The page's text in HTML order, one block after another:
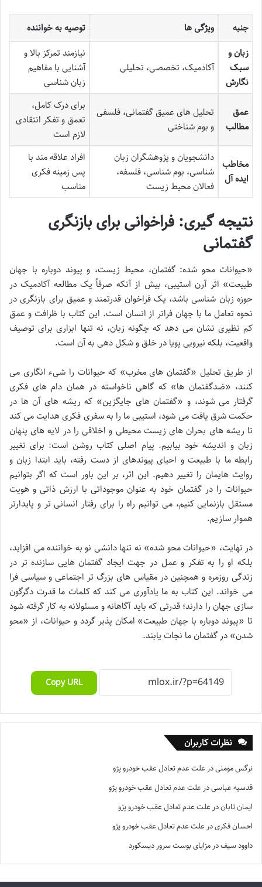
جنبه ویژگی ها
توصیه به خواننده
زبان و
سبک
نگارش
آکادمیک، تخصصی، تحلیلی
نیازمند تمرکز بالا و
آشنایی با مفاهیم
زبان شناسی
عمق
مطالب
تحلیل های عمیق گفتمانی، فلسفی
و بوم شناختی
برای درک کامل،
تعمق و تفکر انتقادی
لازم است
مخاطب
ایده آل
دانشجویان و پژوهشگران زبان
شناسی، بوم شناسی، فلسفه،
فعالان محیط زیست
افراد علاقه مند با
پس زمینه فکری
مناسب
نتیجه گیری: فراخوانی برای بازنگری
گفتمانی
«حیوانات محو شده: گفتمان، محیط زیست، و پیوند دوباره با جهان
طبیعت» اثر آرن استیبی، بیش از آنکه صرفاً یک مطالعه آکادمیک در
حوزه زبان شناسی باشد، یک فراخوان قدرتمند و عمیق برای بازنگری در
نحوه تعامل ما با جهان فراتر از انسان است. این کتاب با ظرافت و عمق
کم نظیری نشان می دهد که چگونه زبان، نه تنها ابزاری برای توصیف
واقعیت، بلکه نیرویی پویا در خلق و شکل دهی به آن است.
از طریق تحلیل «گفتمان های مخرب» که حیوانات را شیء انگاری می
کنند، «ضدگفتمان ها» که گاهی ناخواسته در همان دام های فکری
گرفتار می شوند، و «گفتمان های جایگزین» که ریشه های آن ها در
حکمت شرق یافت می شود، استیبی ما را به سفری فکری هدایت می کند
تا ریشه های بحران های زیست محیطی و اخلاقی را در لایه های پنهان
زبان و اندیشه خود بیابیم. پیام اصلی کتاب روشن است: برای تغییر
رابطه ما با طبیعت و احیای پیوندهای از دست رفته، باید ابتدا زبان و
روایت هایمان را تغییر دهیم. این اثر، بر این باور است که اگر بتوانیم
حیوانات را در گفتمان خود به عنوان موجوداتی با ارزش ذاتی و هویت
مستقل بازنمایی کنیم، می توانیم راه را برای رفتار انسانی تر و پایدارتر
هموار سازیم.
در نهایت، «حیوانات محو شده» نه تنها دانشی نو به خواننده می افزاید،
بلکه او را به تفکر و عمل در جهت ایجاد گفتمان هایی سازنده تر در
زندگی روزمره و همچنین در مقیاس های بزرگ تر اجتماعی و سیاسی فرا
می خواند. این کتاب به ما یادآوری می کند که کلمات ما قدرت دگرگون
سازی جهان را دارند؛ قدرتی که باید آگاهانه و مسئولانه به کار گرفته شود
تا «پیوند دوباره با جهان طبیعت» امکان پذیر گردد و حیوانات، از «محو
شدن» در گفتمان ما نجات یابند.
Copy URL
نظرات کاربران
نرگس مومنیدر علت عدم تعادل عقب خودرو پژو
قدسیه عباسیدر علت عدم تعادل عقب خودرو پژو
ایمان تاباندر علت عدم تعادل عقب خودرو پژو
احسان فکریدر علت عدم تعادل عقب خودرو پژو
داوود سیفدر مزایای بوست سرور دیسکورد